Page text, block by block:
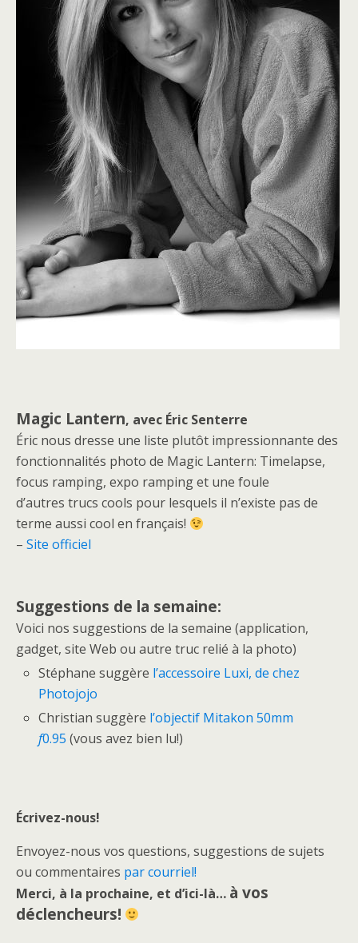
Magic Lantern, avec Éric Senterre
Éric nous dresse une liste plutôt impressionnante des
fonctionnalités photo de Magic Lantern: Timelapse,
focus ramping, expo ramping et une foule
d’autres trucs cools pour lesquels il n’existe pas de
terme aussi cool en français!
– Site officiel
Suggestions de la semaine:
Voici nos suggestions de la semaine (application,
gadget, site Web ou autre truc relié à la photo)
Stéphane suggère l’accessoire Luxi, de chez
Photojojo
Christian suggère l’objectif Mitakon 50mm
f0.95 (vous avez bien lu!)
Écrivez-nous!
Envoyez-nous vos questions, suggestions de sujets
ou commentaires par courriel!
Merci, à la prochaine, et d’ici-là… à vos
déclencheurs!